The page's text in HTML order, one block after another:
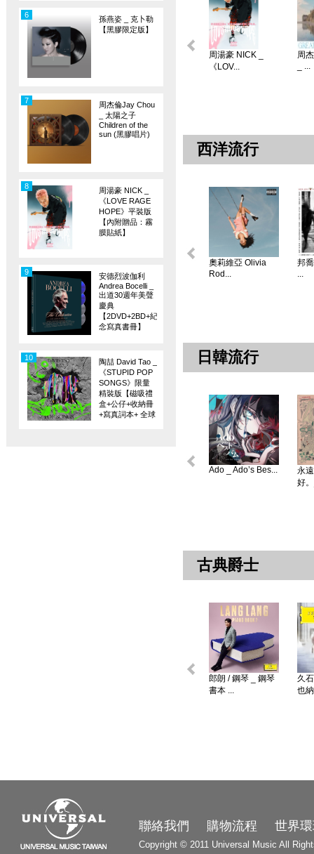
孫燕姿 _ 克卜勒
【黑膠限定版】
6
周杰倫Jay Chou
_ 太陽之子
Children of the
sun (黑膠唱片)
7
周湯豪 NICK _
《LOVE RAGE
HOPE》平裝版
【內附贈品：霧
膜貼紙】
8
安德烈波伽利
Andrea Bocelli _
出道30週年美聲
慶典
【2DVD+2BD+紀
念寫真書冊】
9
陶喆 David Tao _
《STUPID POP
SONGS》限量
精裝版【磁吸禮
盒+公仔+收納冊
+寫真詞本+ 全球
10
周湯豪 NICK _
《LOV...
周
_ ...
西洋流行
奧莉維亞 Olivia
Rod...
邦
...
日韓流行
Ado _ Ado’s Bes...
永
好
古典爵士
郎朗 / 鋼琴 _ 鋼琴
書本 ...
久
也
聯絡我們 購物流程 世界
Copyright © 2011 Universal Music All